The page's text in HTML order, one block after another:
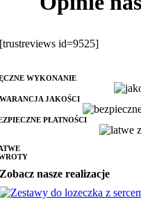
[trustreviews id=9525]
WYKONANIE
JAKOŚCI
PŁATNOŚCI
Zobacz nasze realizacje